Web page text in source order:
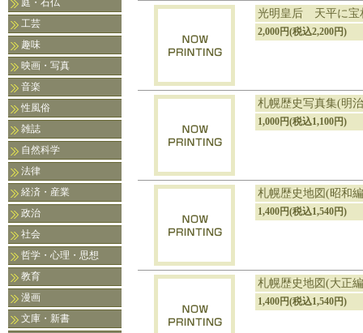
庭・石仏
工芸
趣味
映画・写真
音楽
性風俗
雑誌
自然科学
法律
経済・産業
政治
社会
哲学・心理・思想
教育
漫画
文庫・新書
光明皇后 天平に宝
2,000円(税込2,200円)
札幌歴史写真集(明
1,000円(税込1,100円)
札幌歴史地図(昭和
1,400円(税込1,540円)
札幌歴史地図(大正
1,400円(税込1,540円)